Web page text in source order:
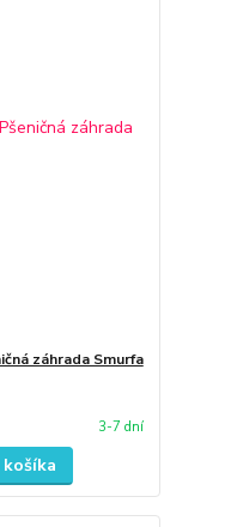
záhrada Smurfa
3-7 dní